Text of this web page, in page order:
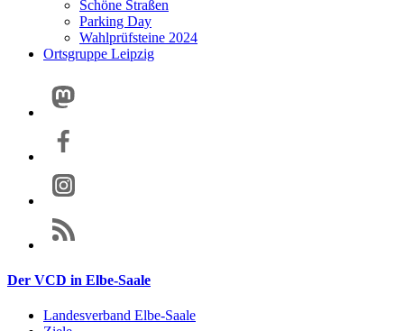
Schöne Straßen
Parking Day
Wahlprüfsteine 2024
Ortsgruppe Leipzig
Der VCD in Elbe-Saale
Landesverband Elbe-Saale